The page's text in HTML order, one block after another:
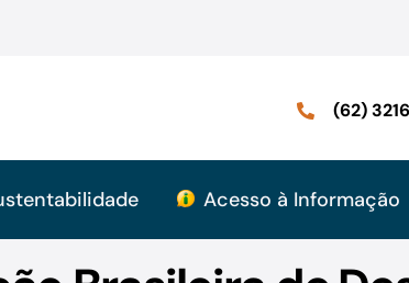
(62)
Acesso à Informação